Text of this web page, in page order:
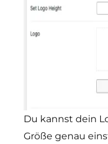
Du kannst dein
Größe genau